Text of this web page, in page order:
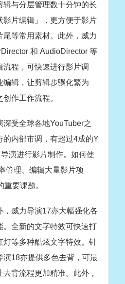
辑与分层管理数十分钟的长
影片编辑」，更方便于影片
尾等常用素材。此外，威力
和 AudioDirector 等
流程，可快速进行影片调
编辑，让剪辑步骤化繁为
作工作流程。
受全球各地YouTuber之
的内部市调，有超过4成的Y
演进行影片制作。如何使
管理、编辑大量影片项
重要课题。
，威力导演17亦大幅强化各
。全新的文字特效可快速打
灯等多种酷炫文字特效。针
演18亦提供多色去背，可最
背流程更加精准。此外，